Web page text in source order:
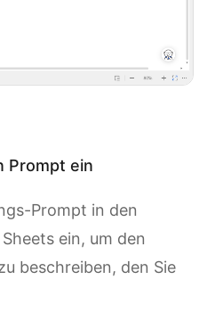
Prompt ein
Prompt in den
ein, um den
beschreiben, den Sie